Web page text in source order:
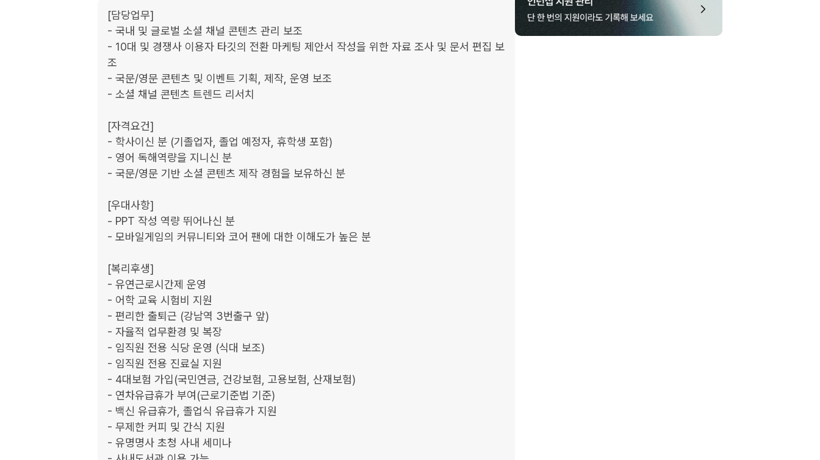
[담당업무]
- 국내 및 글로벌 소셜 채널 콘텐츠 관리 보조
- 10대 및 경쟁사 이용자 타깃의 전환 마케팅 제안서 작성을 위한 자료 조사 및 문서 편집 보
조
- 국문/영문 콘텐츠 및 이벤트 기획, 제작, 운영 보조
- 소셜 채널 콘텐츠 트렌드 리서치
[자격요건]﻿
- 학사이신 분 (기졸업자, 졸업 예정자, 휴학생 포함)
- 영어 독해역량을 지니신 분
- 국문/영문 기반 소셜 콘텐츠 제작 경험을 보유하신 분
[우대사항]
- PPT 작성 역량 뛰어나신 분
- 모바일게임의 커뮤니티와 코어 팬에 대한 이해도가 높은 분
[복리후생]
- 유연근로시간제 운영
- 어학 교육 시험비 지원
- 편리한 출퇴근 (강남역 3번출구 앞)
- 자율적 업무환경 및 복장
- 임직원 전용 식당 운영 (식대 보조)
- 임직원 전용 진료실 지원
- 4대보험 가입(국민연금, 건강보험, 고용보험, 산재보험)
- 연차유급휴가 부여(근로기준법 기준)
- 백신 유급휴가, 졸업식 유급휴가 지원
- 무제한 커피 및 간식 지원
- 유명명사 초청 사내 세미나